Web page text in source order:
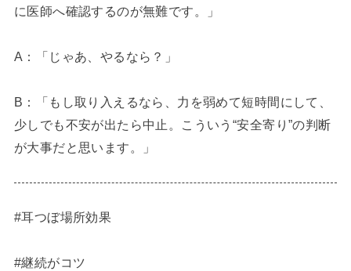
に医師へ確認するのが無難です。」
A：「じゃあ、やるなら？」
B：「もし取り入えるなら、力を弱めて短時間にして、
少しでも不安が出たら中止。こういう“安全寄り”の判断
が大事だと思います。」
#耳つぼ場所効果
#継続がコツ